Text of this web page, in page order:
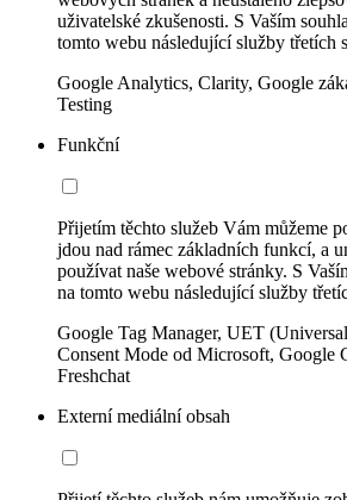
uživatelské zkušenosti. S Vaším
tomto webu následující služby třetích
Google Analytics, Clarity, Google
Testing
Funkční
Přijetím těchto služeb Vám můžeme
jdou nad rámec základních funkcí, a
používat naše webové stránky. S
na tomto webu následující služby
Google Tag Manager, UET
Consent Mode od Microsoft, Google
Freshchat
Externí mediální obsah